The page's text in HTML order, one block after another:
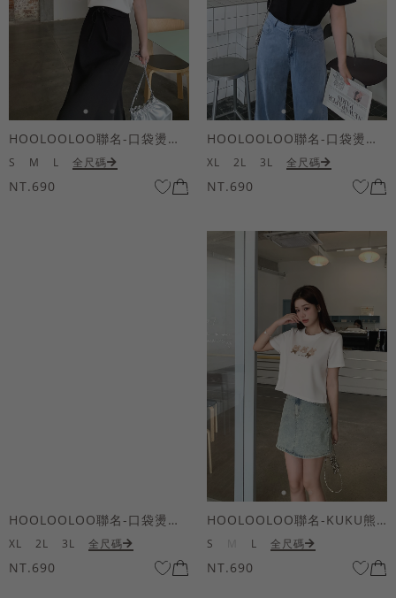
HOOLOOLOO聯名-口袋燙金KUKU熊短袖上衣
S M L 全尺碼
NT.690
HOOLOOLOO聯名-口袋燙金KUKU熊短袖上衣
XL 2L 3L 全尺碼
NT.690
HOOLOOLOO聯名-口袋燙金KUKU熊短袖上衣
XL 2L 3L 全尺碼
NT.690
HOOLOOLOO聯名-KUKU熊蝴蝶結短袖上衣
S L 全尺碼
NT.690